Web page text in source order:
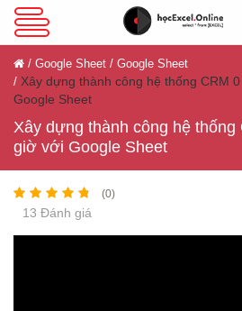
VBA Excel
Excel Cơ Bản
Google Sheet Google Sheet
Xây dựng thành công hệ thống CRM
Google Sheet
Xây dựng thành công hệ thống
giờ với Google Sheet
(0)
13 Đánh giá